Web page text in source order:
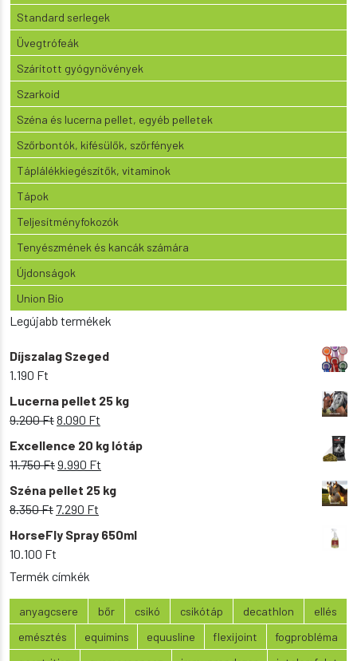
Standard serlegek
Üvegtrófeák
Szárított gyógynövények
Szarkoid
Széna és lucerna pellet, egyéb pelletek
Szőrbontók, kifésülők, szőrfények
Táplálékkiegészítők, vitaminok
Tápok
Teljesítményfokozók
Tenyészmének és kancák számára
Újdonságok
Union Bio
Legújabb termékek
Díjszalag Szeged
1.190 Ft
Lucerna pellet 25 kg
9.200FtOriginal
price
was:
8.090 Ft
price
is:
Excellence 20 kg lótáp
11.750FtOriginal
price
was:
9.990 Ft
price
is:
Széna pellet 25 kg
8.350Ft Original
price
was:
7.290 Ft
price
HorseFly Spray 650ml
10.100 Ft
Termék címkék
anyagcsere bőr csikó csikótáp decathlon
ellés
emésztés
equimins equusline flexijoint
fogprobléma